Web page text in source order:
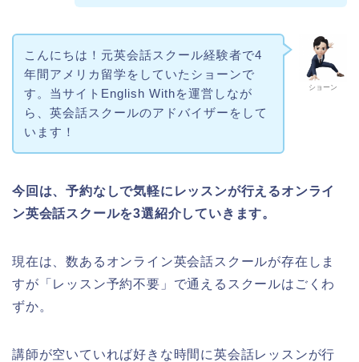
ショーン
こんにちは！元英会話スクール経験者で4
年間アメリカ留学をしていたショーンで
す。当サイトEnglish Withを運営しなが
ら、英会話スクールのアドバイザーをして
います！
今回は、予約なしで気軽にレッスンが行えるオンライ
ン英会話スクールを3選紹介していきます。
現在は、数あるオンライン英会話スクールが存在しま
すが「レッスン予約不要」で通えるスクールはごくわ
ずか。
講師が空いていれば好きな時間に英会話レッスンが行